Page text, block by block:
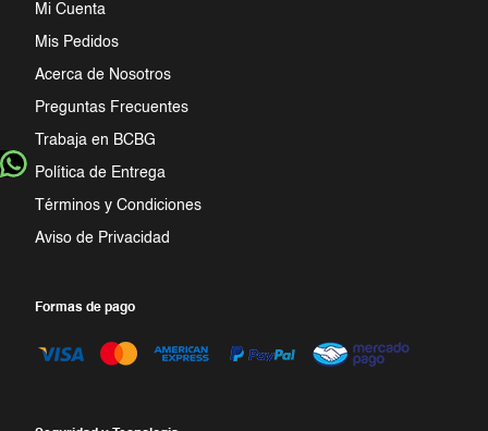
Mi Cuenta
Mis Pedidos
Acerca de Nosotros
Preguntas Frecuentes
Trabaja en BCBG
Política de Entrega
Términos y Condiciones
Aviso de Privacidad
Formas de pago